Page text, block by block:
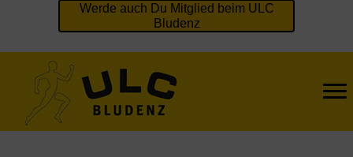
Werde auch Du Mitglied beim ULC
Bludenz